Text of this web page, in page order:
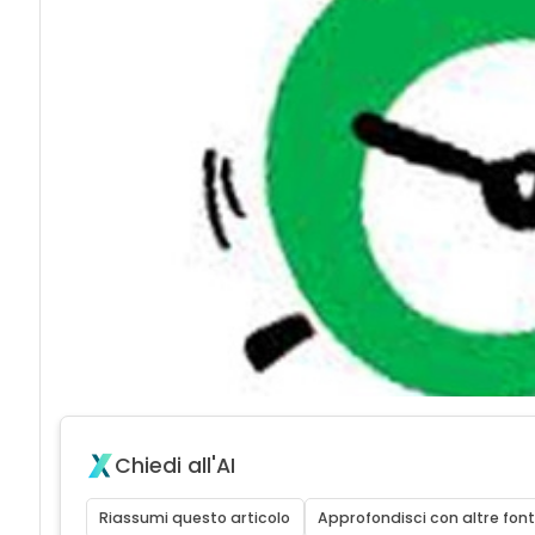
Chiedi all'AI
Riassumi questo articolo Approfondisci con altre